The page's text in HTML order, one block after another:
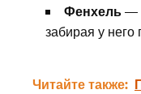
Фенхель —
забирая у
Читайте также: